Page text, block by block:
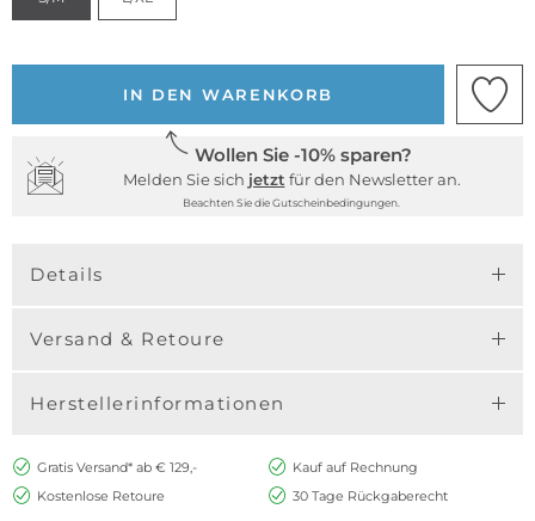
IN DEN WARENKORB
Wollen Sie -10% sparen?
Melden Sie sich jetzt für den Newsletter an.
Beachten Sie die Gutscheinbedingungen.
Details
Versand & Retoure
Herstellerinformationen
Gratis Versand* ab € 129,-
Kauf auf Rechnung
Kostenlose Retoure
30 Tage Rückgaberecht